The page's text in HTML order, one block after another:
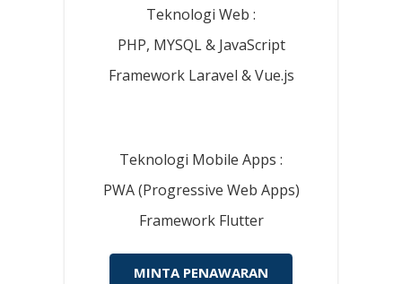
Teknologi Web :
PHP, MYSQL & JavaScript
Framework Laravel & Vue.js
Teknologi Mobile Apps :
PWA (Progressive Web Apps)
Framework Flutter
MINTA PENAWARAN